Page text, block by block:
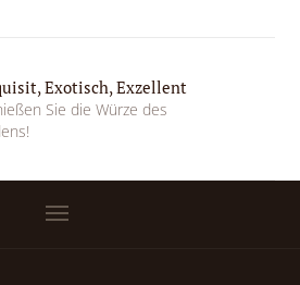
Exotisch, Exzellent
Sie die Würze des